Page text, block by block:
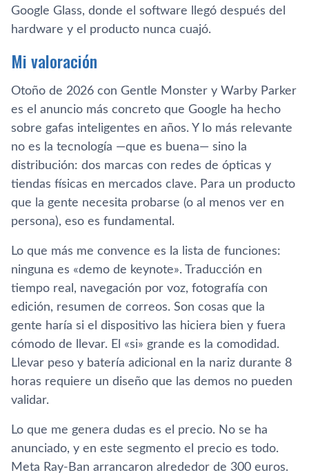
Google Glass, donde el software llegó después del
hardware y el producto nunca cuajó.
Mi valoración
Otoño de 2026 con Gentle Monster y Warby Parker
es el anuncio más concreto que Google ha hecho
sobre gafas inteligentes en años. Y lo más relevante
no es la tecnología —que es buena— sino la
distribución: dos marcas con redes de ópticas y
tiendas físicas en mercados clave. Para un producto
que la gente necesita probarse (o al menos ver en
persona), eso es fundamental.
Lo que más me convence es la lista de funciones:
ninguna es «demo de keynote». Traducción en
tiempo real, navegación por voz, fotografía con
edición, resumen de correos. Son cosas que la
gente haría si el dispositivo las hiciera bien y fuera
cómodo de llevar. El «si» grande es la comodidad.
Llevar peso y batería adicional en la nariz durante 8
horas requiere un diseño que las demos no pueden
validar.
Lo que me genera dudas es el precio. No se ha
anunciado, y en este segmento el precio es todo.
Meta Ray-Ban arrancaron alrededor de 300 euros.